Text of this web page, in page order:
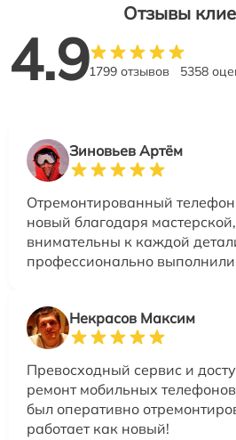
Отзывы
4.91799 отзывов 5358
Зиновьев Артём
Отремонтированный телефон
новый благодаря
внимательны к каждой
профессионально
Некрасов Максим
Превосходный сервис и
ремонт мобильных
был оперативно
работает как новый!